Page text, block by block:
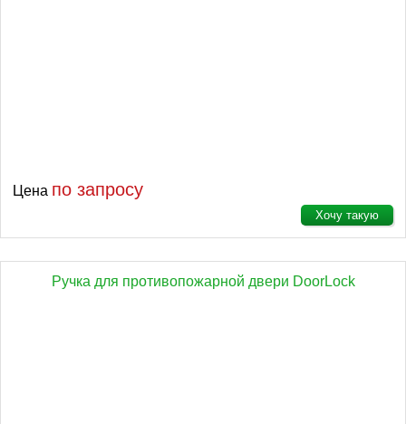
Цена по запросу
Хочу такую
Ручка для противопожарной двери DoorLock